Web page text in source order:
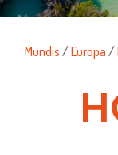
Mundis /Europa /